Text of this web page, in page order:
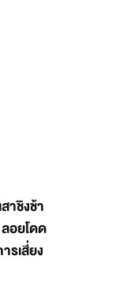
าชิงช้า
อยโดด
รเสี่ยง